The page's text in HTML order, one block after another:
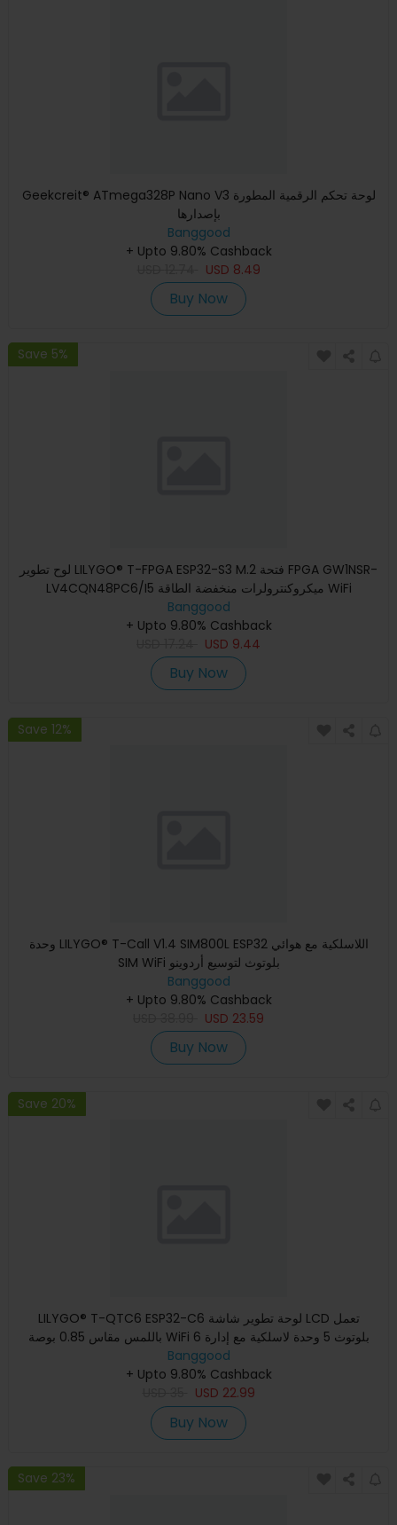
Geekcreit® ATmega328P Nano V3 لوحة تحكم الرقمية المطورة
بإصدارها
Banggood
+ Upto 9.80% Cashback
USD 8.49
Buy Now
Save 5%
لوح تطوير LILYGO® T-FPGA ESP32-S3 M.2 فتحة FPGA GW1NSR-
LV4CQN48PC6/I5 ميكروكنترولرات منخفضة الطاقة WiFi
Bluetooth5 وحدةBanggood
+ Upto 9.80% Cashback
USD 9.44
Buy Now
Save 12%
وحدة LILYGO® T-Call V1.4 SIM800L ESP32 اللاسلكية مع هوائي
SIM WiFi بلوتوث لتوسيع أردوينو
Banggood
+ Upto 9.80% Cashback
USD 23.59
Buy Now
Save 20%
LILYGO® T-QTC6 ESP32-C6 لوحة تطوير شاشة LCD تعمل
باللمس مقاس 0.85 بوصة WiFi 6 بلوتوث 5 وحدة لاسلكية مع إدارة
الطاقة
Banggood
+ Upto 9.80% Cashback
USD 22.99
Buy Now
Save 23%